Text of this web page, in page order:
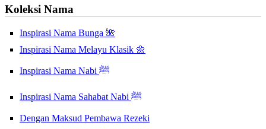
Koleksi Nama
Inspirasi Nama Bunga 🌺
Inspirasi Nama Melayu Klasik 🌼
Inspirasi Nama Nabi ﷺ
Inspirasi Nama Sahabat Nabi ﷺ
Dengan Maksud Pembawa Rezeki